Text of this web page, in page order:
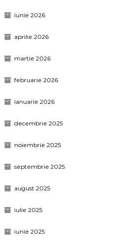
iunie 2026
aprilie 2026
martie 2026
februarie 2026
ianuarie 2026
decembrie 2025
noiembrie 2025
septembrie 2025
august 2025
iulie 2025
iunie 2025